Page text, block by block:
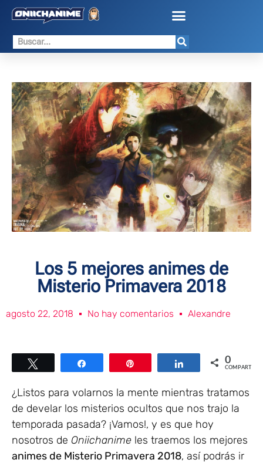
Los 5 mejores animes de
Misterio Primavera 2018
agosto 22, 2018 No hay comentarios Alexandre
Compartir Compartir0
COMPARTIR
¿Listos para volarnos la mente mientras tratamos
de develar los misterios ocultos que nos trajo la
temporada pasada? ¡Vamos!, y es que hoy
nosotros de Oniichanime les traemos los mejores
animes de Misterio Primavera 2018, así podrás ir